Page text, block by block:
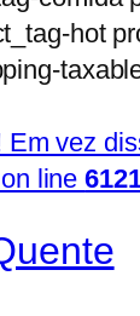
hot
vez
on line